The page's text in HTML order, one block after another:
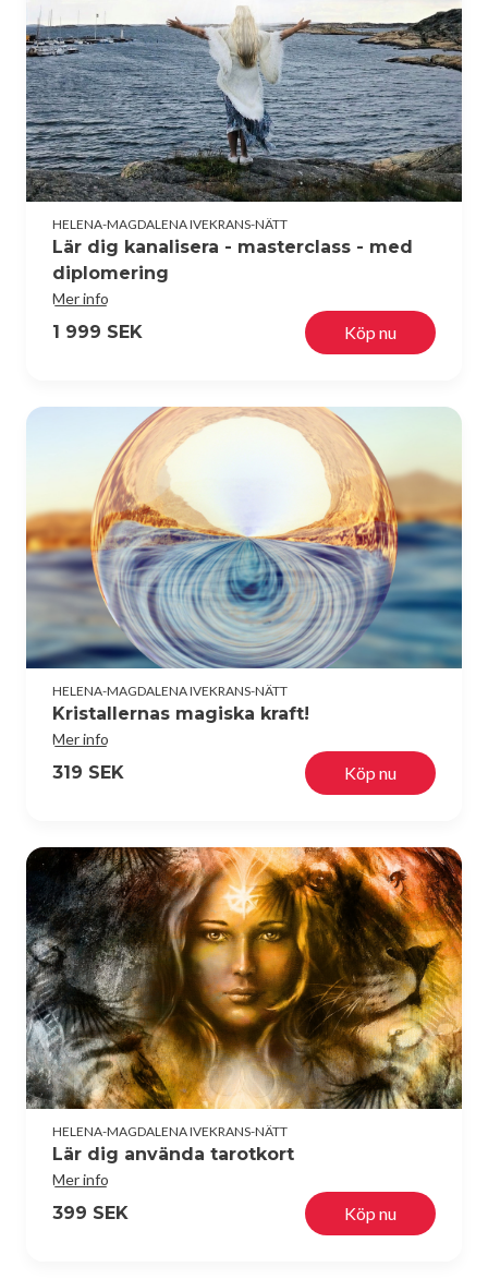
HELENA-MAGDALENA IVEKRANS-NÄTT
Lär dig kanalisera - masterclass - med
diplomering
Mer info
1 999 SEK Köp nu
HELENA-MAGDALENA IVEKRANS-NÄTT
Kristallernas magiska kraft!
Mer info
319 SEK Köp nu
HELENA-MAGDALENA IVEKRANS-NÄTT
Lär dig använda tarotkort
Mer info
399 SEK Köp nu